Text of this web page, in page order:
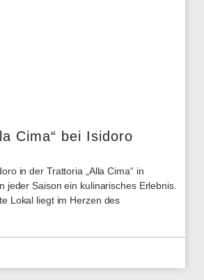
Cima“ bei Isidoro
in der Trattoria „Alla Cima“ in
jeder Saison ein kulinarisches Erlebnis.
Lokal liegt im Herzen des